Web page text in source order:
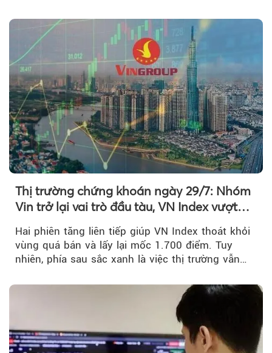
Thị trường chứng khoán ngày 29/7: Nhóm
Vin trở lại vai trò đầu tàu, VN Index vượt
Hai phiên tăng liên tiếp giúp VN Index thoát khỏi
vùng quá bán và lấy lại mốc 1.700 điểm. Tuy
nhiên, phía sau sắc xanh là việc thị trường vẫn
tiền vẫn chưa thực sự trở lại.